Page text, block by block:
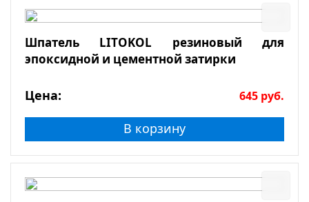
Шпатель LITOKOL резиновый для
эпоксидной и цементной затирки
Цена: 645 руб.
В корзину